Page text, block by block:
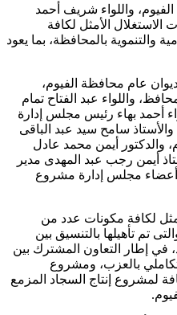
واللواء شريف أحمد
الاستغلال الأمثل لكافة
بالمحافظة، بما يعود
عام محافظة الفيوم،
واللواء عبد الفتاح تمام
أحمد بهاء رئيس مجلس إدارة
سامح سيد عبد الباقى
والدكتور أيمن محمد عادل
أيمن رجب عبد المهدى مدير
أعضاء مجلس إدارة مشروع
لكافة مكونات عدد من
تم تأهيلها بالتنسيق بين
في إطار التعاون المشترك بين
بالعزب، ومشروع
لمشروع إنتاج السجاد المزمع